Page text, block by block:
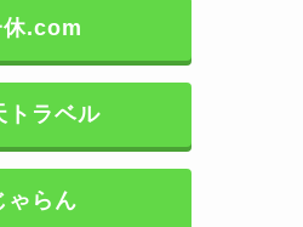
休.com
トラベル
ゃらん